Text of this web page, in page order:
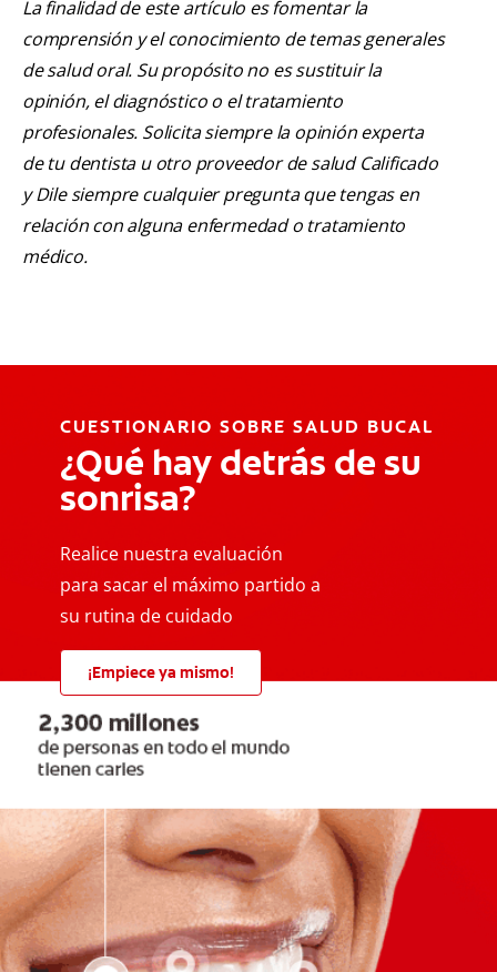
La finalidad de este artículo es fomentar la
comprensión y el conocimiento de temas generales
de salud oral. Su propósito no es sustituir la
opinión, el diagnóstico o el tratamiento
profesionales. Solicita siempre la opinión experta
de tu dentista u otro proveedor de salud Calificado
y Dile siempre cualquier pregunta que tengas en
relación con alguna enfermedad o tratamiento
médico.
CUESTIONARIO SOBRE SALUD BUCAL
¿Qué hay detrás de su
sonrisa?
Realice nuestra evaluación
para sacar el máximo partido a
su rutina de cuidado
¡Empiece ya mismo!